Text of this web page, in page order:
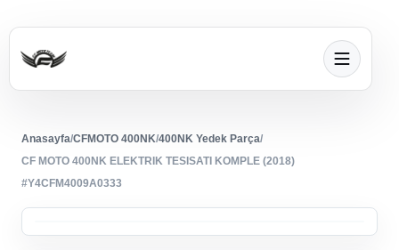
Anasayfa/CFMOTO 400NK/400NK Yedek Parça/
CF MOTO 400NK ELEKTRIK TESISATI KOMPLE (2018)
#Y4CFM4009A0333